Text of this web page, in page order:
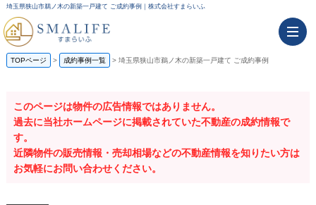
埼玉県狭山市鵜ノ木の新築一戸建て ご成約事例｜株式会社すまらいふ
TOPページ 成約事例一覧 埼玉県狭山市鵜ノ木の新築一戸建て ご成約事例
このページは物件の広告情報ではありません。
過去に当社ホームページに掲載されていた不動産の成約情報で
す。
近隣物件の販売情報・売却相場などの不動産情報を知りたい方は
お気軽にお問い合わせください。